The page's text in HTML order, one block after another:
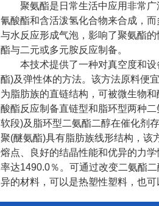
聚氨酯是日常生活中应用非常
氰酸酯和含活泼氢化合物来合成，
与水反应形成气泡，影响了聚氨酯
酯与二元或多元胺反应制备。
本技术提供了一种对真空度和
酯)及弹性体的方法。该方法原料便
为脂肪族的直链结构，可被微生物
酸酯反应制备直链型和脂环型两种
软段)及脂环型二氨酯二醇在催化剂
聚(醚氨酯)具有脂肪族线形结构，该
熔点、良好的结晶性能和优异的力
率达1490.0％。可通过改变二氨酯
异的材料，可以是热塑性塑料，也可